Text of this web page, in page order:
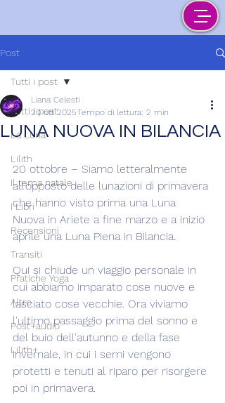
Post
Tutti i post
La Luna
Lilith
Il tema natale
I Libri
Recensioni
Transiti
Pratiche Yoga
Altro
Post+audio
Lilith+
Tutti i post
LUNA NUOVA IN BILANCIA
Liana Celesti
20 ott 2025Tempo di lettura: 2 min
20 ottobre – Siamo letteralmente
all'opposto delle lunazioni di primavera
che hanno visto prima una Luna
Nuova in Ariete a fine marzo e a inizio
aprile una Luna Piena in Bilancia.
Qui si chiude un viaggio personale in
cui abbiamo imparato cose nuove e
lasciato cose vecchie. Ora viviamo
l'ultimo passaggio prima del sonno e
del buio dell'autunno e della fase
invernale, in cui i semi vengono
protetti e tenuti al riparo per risorgere
poi in primavera.